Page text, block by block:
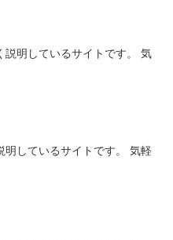
説明しているサイトです。 気
明しているサイトです。 気軽